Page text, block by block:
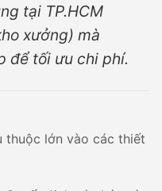
tại TP.HCM
xưởng) mà
để tối ưu chi phí.
thuộc lớn vào các thiết